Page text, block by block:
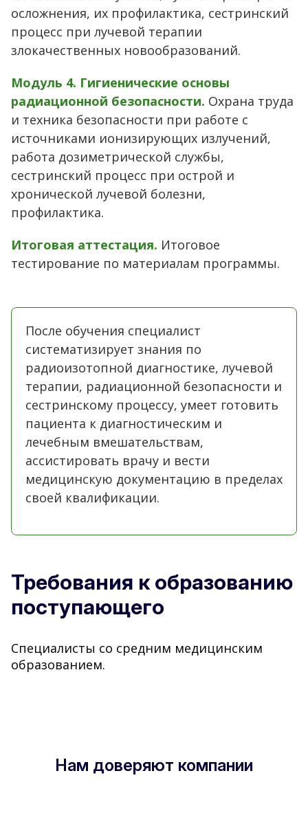
осложнения, их профилактика, сестринский
процесс при лучевой терапии
злокачественных новообразований.
Модуль 4. Гигиенические основы
радиационной безопасности. Охрана труда
и техника безопасности при работе с
источниками ионизирующих излучений,
работа дозиметрической службы,
сестринский процесс при острой и
хронической лучевой болезни,
профилактика.
Итоговая аттестация. Итоговое
тестирование по материалам программы.
После обучения специалист
систематизирует знания по
радиоизотопной диагностике, лучевой
терапии, радиационной безопасности и
сестринскому процессу, умеет готовить
пациента к диагностическим и
лечебным вмешательствам,
ассистировать врачу и вести
медицинскую документацию в пределах
своей квалификации.
Требования к образованию
поступающего
Специалисты со средним медицинским
образованием.
Нам доверяют компании